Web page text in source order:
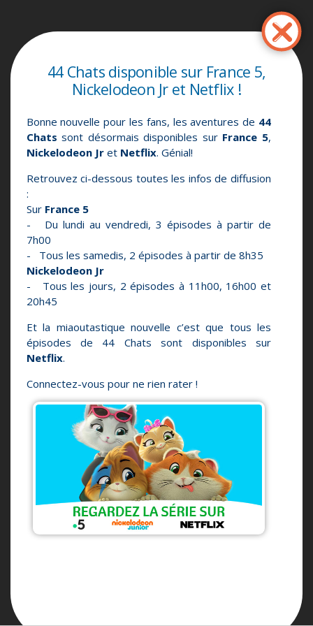
44 Chats disponible sur France 5,
Nickelodeon Jr et Netflix !
Bonne nouvelle pour les fans, les aventures de 44
Chats sont désormais disponibles surFrance 5,
Nickelodeon Jret Netflix. Génial!
Retrouvez ci-dessous toutes les infos de diffusion
:
Sur France 5
- Du lundi au vendredi, 3 épisodes à partir de
7h00
- Tous les samedis, 2 épisodes à partir de 8h35
Nickelodeon Jr
- Tous les jours, 2 épisodes à 11h00, 16h00 et
20h45
Et la miaoutastique nouvelle c’est que tous les
épisodes de 44 Chats sont disponibles sur
Netflix.
Connectez-vous pour ne rien rater !